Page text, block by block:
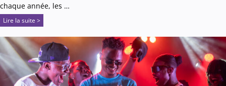
chaque année, les …
Lire la suite >